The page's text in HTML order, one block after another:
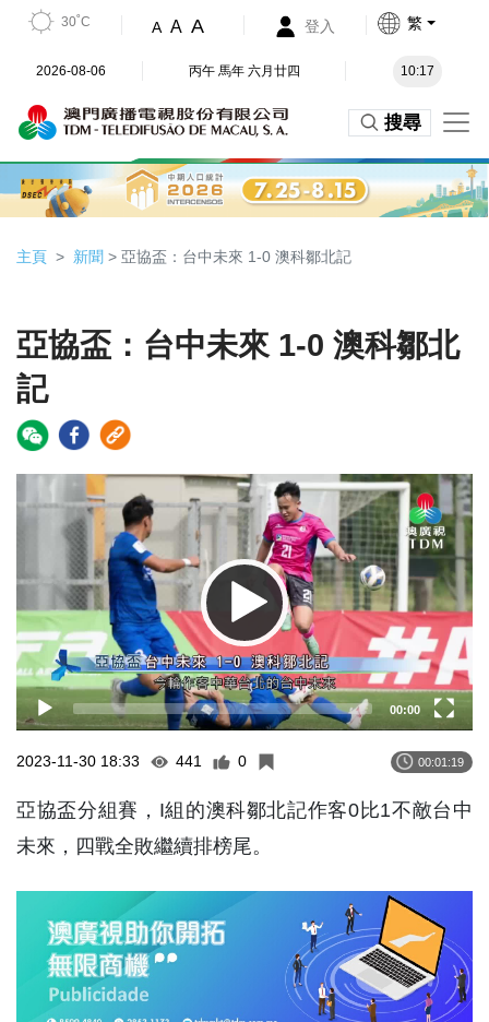
30˚C A A A 登入 繁
2026-08-06 丙午 馬年 六月廿四 10:17
搜尋
主頁 新聞 > 亞協盃：台中未來 1-0 澳科鄒北記
亞協盃：台中未來 1-0 澳科鄒北
記
Player
00:00
2023-11-30 18:33 441 0 00:01:19
亞協盃分組賽，I組的澳科鄒北記作客0比1不敵台中
未來，四戰全敗繼續排榜尾。